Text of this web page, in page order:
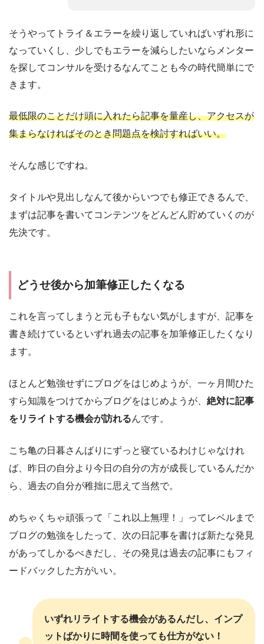
そうやってトライ＆エラーを繰り返していればいずれ形に
なっていくし、少しでもエラーを減らしたいならメンター
を探してコンサルを受けるなんてことも今の時代簡単にで
きます。
最低限のことだけ頭に入れたら記事を量産し、アクセスが
集まらなければそのとき問題点を検討すればいい。
そんな感じですね。
タイトルや見出しなんて後からいつでも修正できるんで、
まずは記事を書いてコンテンツをどんどん貯めていくのが
先決です。
どうせ後から加筆修正したくなる
これを言ってしまうと元も子もない気がしますが、記事を
書き続けているといずれ過去の記事を加筆修正したくなり
ます。
ほとんど勉強せずにブログをはじめようが、一ヶ月間ひた
すら知識をつけてからブログをはじめようが、 絶対に記事
をリライトする機会が訪れるんです。
こち亀の日暮さんばりにずっと寝ているわけじゃなけれ
ば、昨日の自分より今日の自分の方が成長しているんだか
ら、過去の自分が稚拙に思えて当然で。
めちゃくちゃ頑張って「これ以上無理！」ってレベルまで
ブログの勉強をしたって、次の日記事を書けば新たな発見
があってしかるべきだし、その発見は過去の記事にもフィ
ードバックした方がいい。
いずれリライトする機会があるんだし、インプ
ットばかりに時間を使っても仕方がない！